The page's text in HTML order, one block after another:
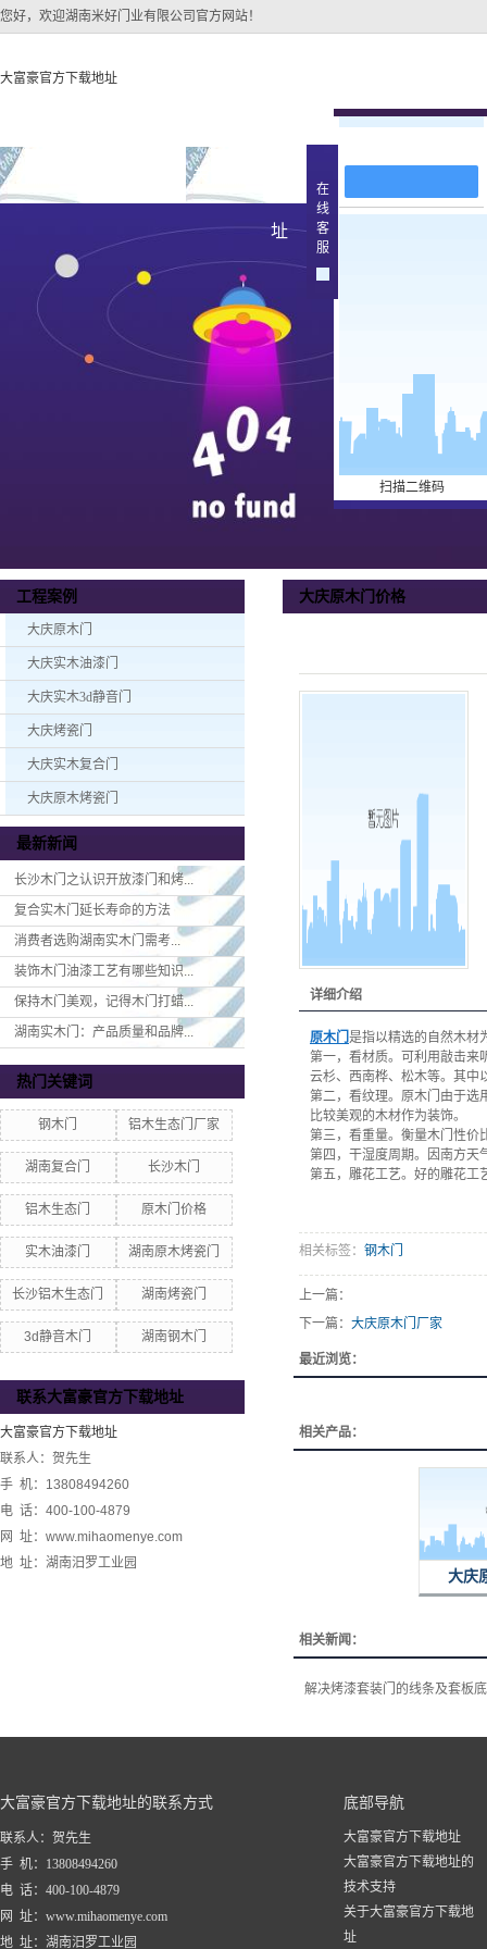
您好，欢迎湖南米好门业有限公司官方网站！
大富豪官方下载地址
关于大富豪官方下载地
址
大富豪官方下载地址的
简介
大富豪官方下载地址的
文化
组织架构
公司团队
荣誉资质
大庆原木
工程案例
大庆原木门
大庆实木油漆门
大庆实木3d静音门
大庆烤瓷门
大庆实木复合门
大庆原木烤瓷门
最新新闻
长沙木门之认识开放漆门和烤...
复合实木门延长寿命的方法
消费者选购湖南实木门​需考...
装饰木门油漆工艺有哪些知识...
保持木门美观，记得木门打蜡...
湖南实木门：产品质量和品牌...
热门关键词
钢木门 铝木生态门厂家
湖南复合门 长沙木门
铝木生态门 原木门价格
实木油漆门 湖南原木烤瓷门
长沙铝木生态门 湖南烤瓷门
3d静音木门 湖南钢木门
联系大富豪官方下载地址
大富豪官方下载地址
联系人：贺先生
手 机：13808494260
电 话：400-100-4879
网 址：www.mihaomenye.com
地 址：湖南汨罗工业园
大庆原木门价格
详细介绍
原木门是指以精选的自然木材
第一，看材质。可利用敲击来
云杉、西南桦、松木等。其中
第二，看纹理。原木门由于选
比较美观的木材作为装饰。
第三，看重量。衡量木门性价
第四，干湿度周期。因南方天
第五，雕花工艺。好的雕花工
相关标签： 钢木门
上一篇：
下一篇： 大庆原木门厂家
最近浏览：
相关产品：
大庆
相关新闻：
解决烤漆套装门的线条及套板
大富豪官方下载地址的联系方式
联系人：贺先生
手 机：13808494260
电 话：400-100-4879
网 址：www.mihaomenye.com
地 址：湖南汨罗工业园
底部导航
大富豪官方下载地址
大富豪官方下载地址的
技术支持
关于大富豪官方下载地
址
在
线
客
服
扫描二维码